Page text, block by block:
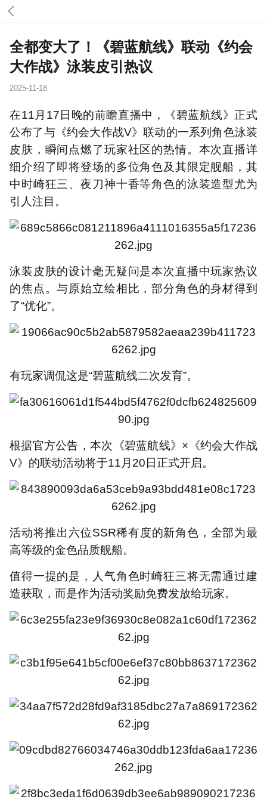
全都变大了！《碧蓝航线》联动《约会
大作战》泳装皮引热议
2025-11-18
在11月17日晚的前瞻直播中，《碧蓝航线》正式
公布了与《约会大作战V》联动的一系列角色泳装
皮肤，瞬间点燃了玩家社区的热情。本次直播详
细介绍了即将登场的多位角色及其限定舰船，其
中时崎狂三、夜刀神十香等角色的泳装造型尤为
引人注目。
泳装皮肤的设计毫无疑问是本次直播中玩家热议
的焦点。与原始立绘相比，部分角色的身材得到
了“优化”。
有玩家调侃这是“碧蓝航线二次发育”。
根据官方公告，本次《碧蓝航线》×《约会大作战
V》的联动活动将于11月20日正式开启。
活动将推出六位SSR稀有度的新角色，全部为最
高等级的金色品质舰船。
值得一提的是，人气角色时崎狂三将无需通过建
造获取，而是作为活动奖励免费发放给玩家。